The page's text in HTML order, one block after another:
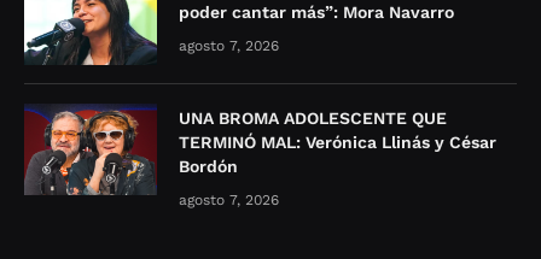
poder cantar más”: Mora Navarro
agosto 7, 2026
UNA BROMA ADOLESCENTE QUE
TERMINÓ MAL: Verónica Llinás y César
Bordón
agosto 7, 2026